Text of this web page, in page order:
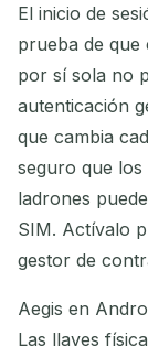
El inicio de
prueba de que
por sí sola no
autenticación
que cambia
seguro que los
ladrones
SIM. Actívalo
gestor de
Aegis en
Las llaves